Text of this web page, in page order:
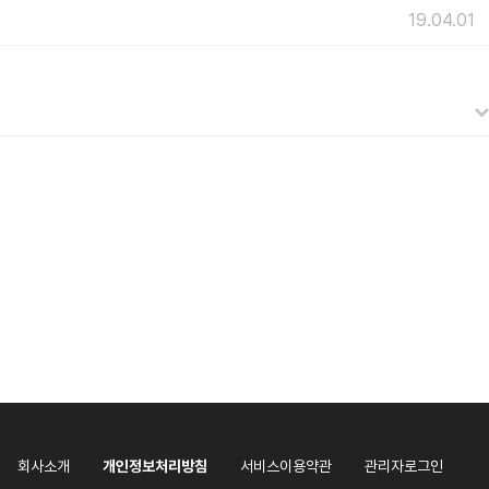
19.04.01
회사소개 개인정보처리방침 서비스이용약관 관리자로그인